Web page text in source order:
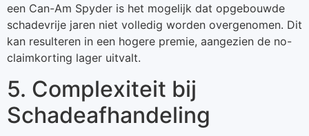
een Can-Am Spyder is het mogelijk dat opgebouwde
schadevrije jaren niet volledig worden overgenomen. Dit
kan resulteren in een hogere premie, aangezien de no-
claimkorting lager uitvalt.
5. Complexiteit bij
Schadeafhandeling